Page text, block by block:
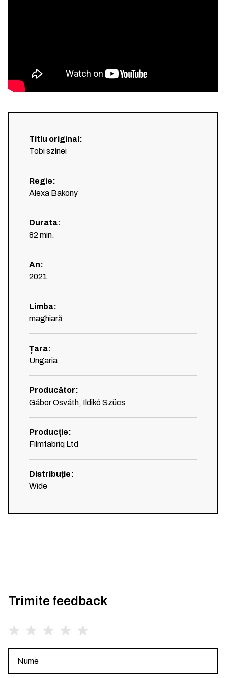
Titlu original :
Tobi színei
Regie:
Alexa Bakony
Durata:
82 min.
An:
2021
Limba:
maghiară
Țara:
Ungaria
Producător:
Gábor Osváth, Ildikó Szücs
Producție:
Filmfabriq Ltd
Distribuție:
Wide
Trimite feedback